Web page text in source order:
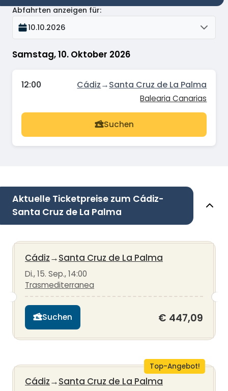
Samstag, 10. Oktober 2026
Abfahrten anzeigen für:
10.10.2026
12:00 Cádiz→Santa Cruz de La Palma
Balearia Canarias
Suchen
Aktuelle Ticketpreise zum Cádiz-
Santa Cruz de La Palma
Cádiz→Santa Cruz de La Palma
Di., 15. Sep., 14:00
Trasmediterranea
Suchen € 447,09
Top-Angebot!
Cádiz→Santa Cruz de La Palma